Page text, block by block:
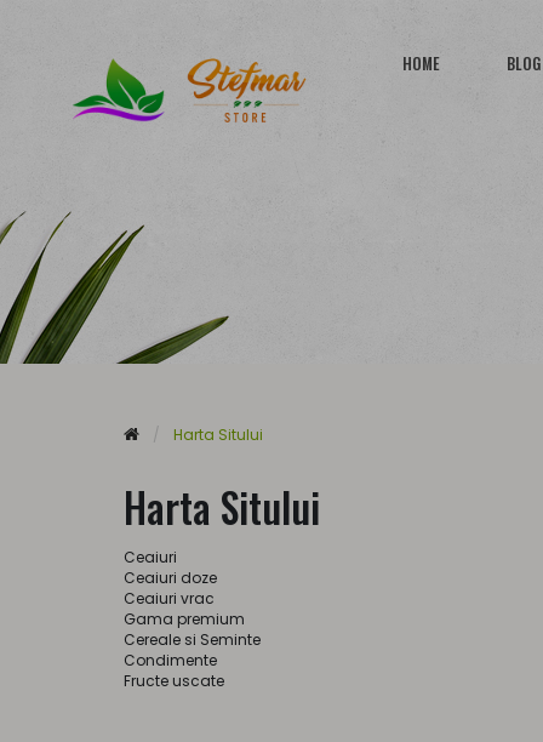
HOME BLOG
Harta Sitului
Harta Sitului
Ceaiuri
Ceaiuri doze
Ceaiuri vrac
Gama premium
Cereale si Seminte
Condimente
Fructe uscate